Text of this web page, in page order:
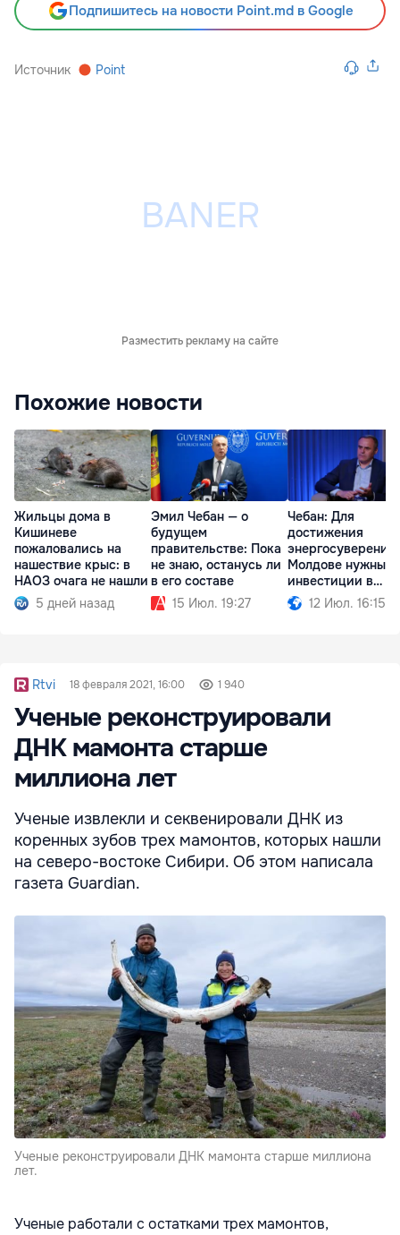
Подпишитесь на новости Point.md в Google
Источник Point
Разместить рекламу на сайте
Похожие новости
Жильцы дома в
Кишиневе
пожаловались на
нашествие крыс: в
НАОЗ очага не нашли
5 дней назад
Эмил Чебан — о
будущем
правительстве: Пока
не знаю, останусь ли
в его составе
15 Июл. 19:27
Чебан: Для
достижения
Молдове нужны
инвестиции в
миллиарды евро
12 Июл. 16:15
Rtvi 18 февраля 2021, 16:00 1 940
Ученые реконструировали
ДНК мамонта старше
миллиона лет
Ученые извлекли и секвенировали ДНК из
коренных зубов трех мамонтов, которых нашли
на северо-востоке Сибири. Об этом написала
газета Guardian.
Ученые реконструировали ДНК мамонта старше миллиона
лет.
Ученые работали с остатками трех мамонтов,